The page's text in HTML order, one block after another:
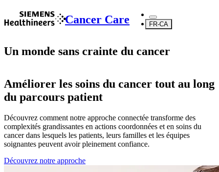
Cancer Care FR-CA
Un monde sans crainte du cancer
Améliorer les soins du cancer tout au long
du parcours patient
Découvrez comment notre approche connectée transforme des
complexités grandissantes en actions coordonnées et en soins du
cancer dans lesquels les patients, leurs familles et les équipes
soignantes peuvent avoir pleinement confiance.
Découvrez notre approche